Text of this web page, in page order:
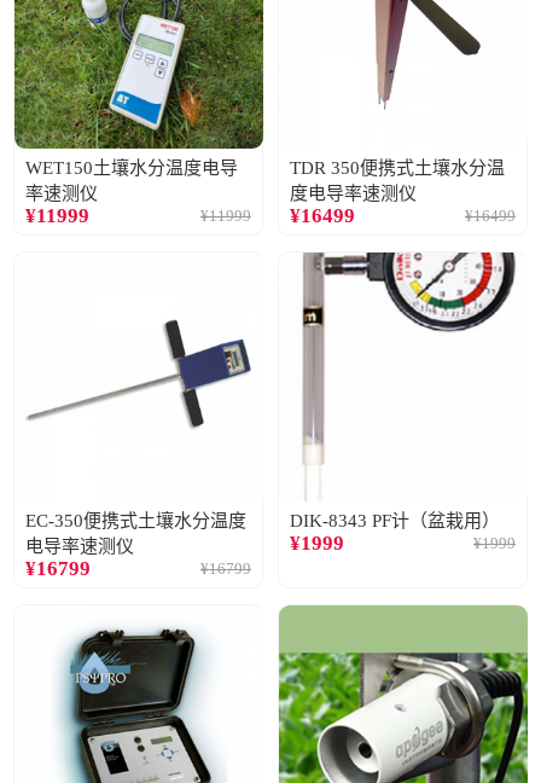
WET150土壤水分温度电导
率速测仪
¥11999 ¥11999
TDR 350便携式土壤水分温
度电导率速测仪
¥16499 ¥16499
EC-350便携式土壤水分温度
电导率速测仪
¥16799 ¥16799
DIK-8343 PF计（盆栽用）
¥1999 ¥1999